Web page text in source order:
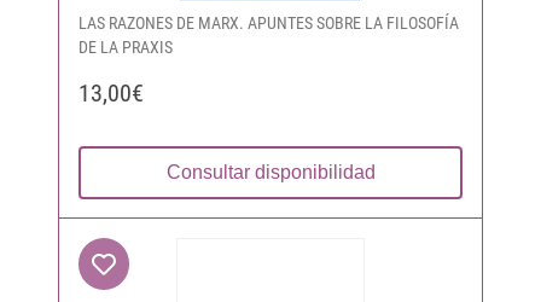
LAS RAZONES DE MARX. APUNTES SOBRE LA FILOSOFÍA
DE LA PRAXIS
13,00€
Consultar disponibilidad